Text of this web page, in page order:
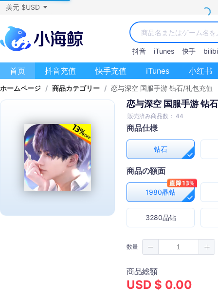
美元 $USD
抖音 iTunes 快手
首页 抖音充值 快手充值 iTunes 小红书
ホームページ / 商品カテゴリー / 恋与深空 国服手游 钻石/礼包充值
恋与深空 国服手游 钻
販売済み商品数： 44
商品仕様
钻石
商品の額面
1980晶钻
3280晶钻
数量
商品総額
USD $ 0.00